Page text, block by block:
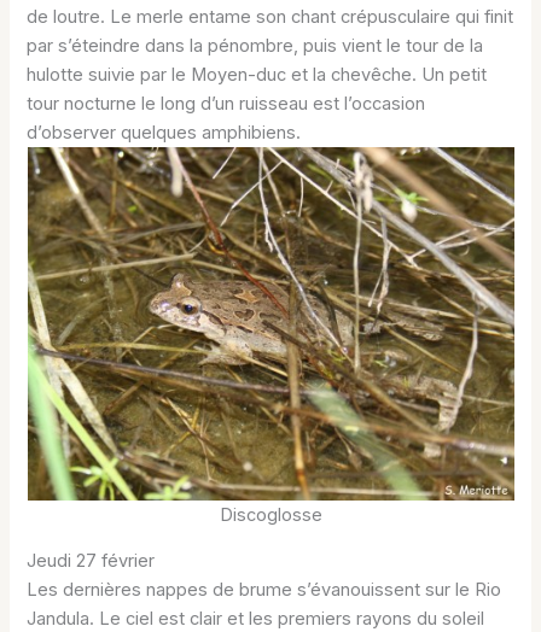
de loutre. Le merle entame son chant crépusculaire qui finit
par s’éteindre dans la pénombre, puis vient le tour de la
hulotte suivie par le Moyen-duc et la chevêche. Un petit
tour nocturne le long d’un ruisseau est l’occasion
d’observer quelques amphibiens.
Discoglosse
Jeudi 27 février
Les dernières nappes de brume s’évanouissent sur le Rio
Jandula. Le ciel est clair et les premiers rayons du soleil